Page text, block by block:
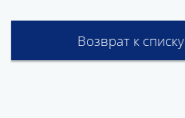
Возврат к списку